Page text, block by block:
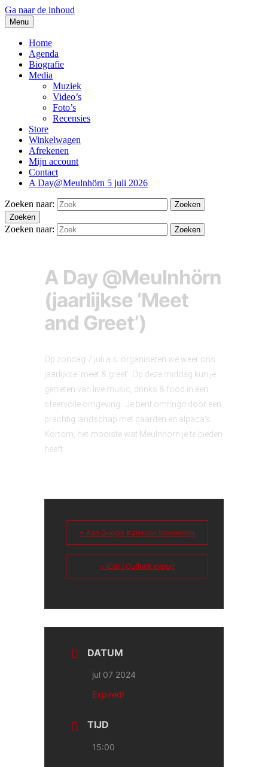
Ga naar de inhoud
thesidekicks.nl
Blues And More uit Meulnhorn
Menu
Home
Agenda
Biografie
Media
Muziek
Video’s
Foto’s
Recensies
Store
Winkelwagen
Afrekenen
Mijn account
Contact
A Day@Meulnhörn 5 juli 2026
Zoeken naar:
Zoeken
Zoeken
Zoeken naar: Zoeken
A Day @Meulnhörn
(jaarlijkse ‘Meet
and Greet’)
Op zondag 7 juli a.s. organiseren we weer ons
jaarlijkse ‘meet & greet’. Op deze middag kun je
genieten van live music, drinks & food in een
sfeervolle omgeving. Je bent omringd door een
prachtig landschap met paarden en alpaca’s.
Kortom, het mooiste wat Meulnhörn je te bieden
heeft.
+ Aan Google Kalender toevoegen
+ iCal / Outlook export
DATUM
jul 07 2024
Expired!
TIJD
15:00